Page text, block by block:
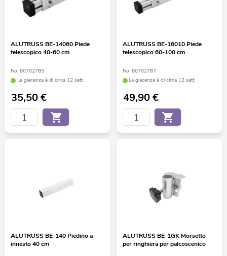
ALUTRUSS BE-14060 Piede
telescopico 40-60 cm
No. 80702785
La giacenza è di circa 12 sett.
35,50€
ALUTRUSS BE-16010 Piede
telescopico 60-100 cm
No. 80702787
La giacenza è di circa 12 sett.
49,90€
ALUTRUSS BE-140 Piedino a
innesto 40 cm
ALUTRUSS BE-1GK Morsetto
per ringhiera per palcoscenico